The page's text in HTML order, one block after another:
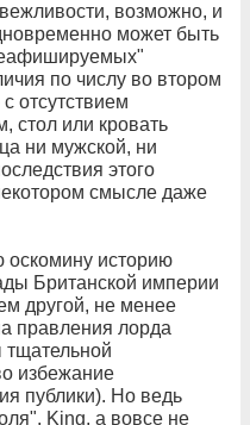
возможно, и
может быть
по числу во втором
отсутствием
стол или кровать
ни мужской, ни
этого
смысле даже
историю
Британской империи
другой, не менее
правления лорда
избежание
публики). Но ведь
King, а вовсе не